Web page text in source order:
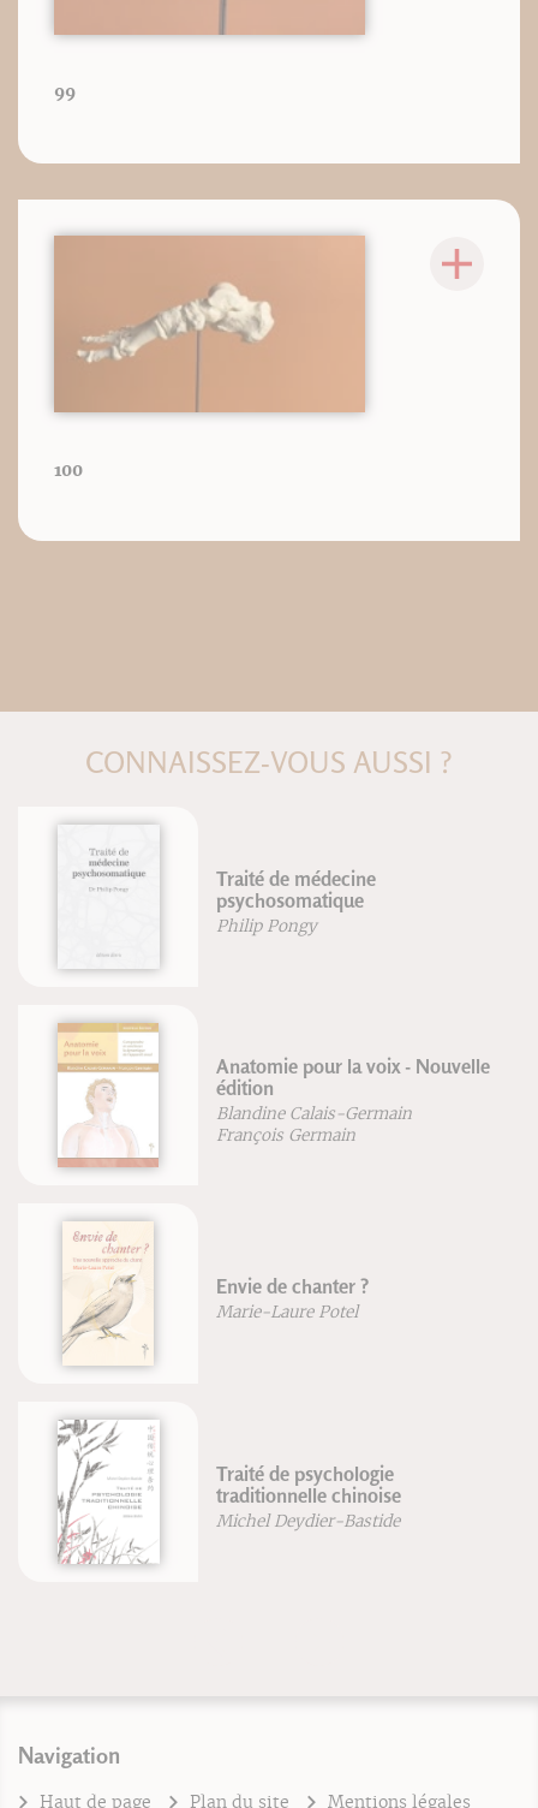
99
100
CONNAISSEZ-VOUS AUSSI ?
Traité de médecine
psychosomatique
Philip Pongy
Anatomie pour la voix - Nouvelle
édition
Blandine Calais-Germain
François Germain
Envie de chanter ?
Marie-Laure Potel
Traité de psychologie
traditionnelle chinoise
Michel Deydier-Bastide
Navigation
Haut de page Plan du site
Mentions légales